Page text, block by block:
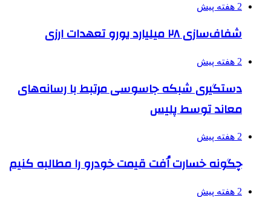
2 هفته پیش
شفاف‌سازی ۲۸ میلیارد یورو تعهدات ارزی
2 هفته پیش
دستگیری شبکه جاسوسی مرتبط با رسانه‌های
معاند توسط پلیس
2 هفته پیش
چگونه خسارت اُفت قیمت خودرو را مطالبه کنیم
2 هفته پیش